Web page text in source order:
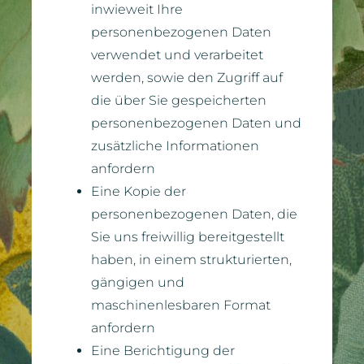
inwieweit Ihre
personenbezogenen Daten
verwendet und verarbeitet
werden, sowie den Zugriff auf
die über Sie gespeicherten
personenbezogenen Daten und
zusätzliche Informationen
anfordern
Eine Kopie der
personenbezogenen Daten, die
Sie uns freiwillig bereitgestellt
haben, in einem strukturierten,
gängigen und
maschinenlesbaren Format
anfordern
Eine Berichtigung der